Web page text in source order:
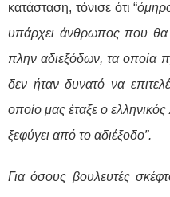
κατάσταση, τόνισε ότι “
υπάρχει άνθρωπος που θα
πλην αδιεξόδων, τα οποία
δεν ήταν δυνατό να
οποίο μας έταξε ο
ξεφύγει από το αδιέξοδο”.
Για όσους βουλευτές